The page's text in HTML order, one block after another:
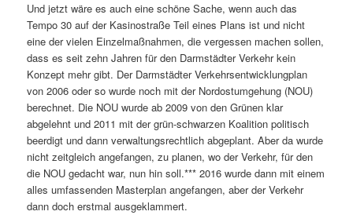
Und jetzt wäre es auch eine schöne Sache, wenn auch das
Tempo 30 auf der Kasinostraße Teil eines Plans ist und nicht
eine der vielen Einzelmaßnahmen, die vergessen machen sollen,
dass es seit zehn Jahren für den Darmstädter Verkehr kein
Konzept mehr gibt. Der Darmstädter Verkehrsentwicklungplan
von 2006 oder so wurde noch mit der Nordostumgehung (NOU)
berechnet. Die NOU wurde ab 2009 von den Grünen klar
abgelehnt und 2011 mit der grün-schwarzen Koalition politisch
beerdigt und dann verwaltungsrechtlich abgeplant. Aber da wurde
nicht zeitgleich angefangen, zu planen, wo der Verkehr, für den
die NOU gedacht war, nun hin soll.*** 2016 wurde dann mit einem
alles umfassenden Masterplan angefangen, aber der Verkehr
dann doch erstmal ausgeklammert.